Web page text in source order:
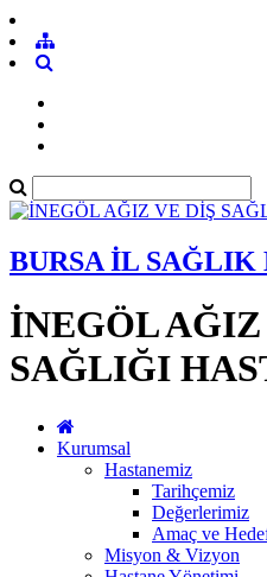
BURSA İL SAĞLIK
İNEGÖL AĞIZ
SAĞLIĞI
Kurumsal
Hastanemiz
Tarihçemiz
Değerlerimiz
Amaç ve
Misyon & Vizyon